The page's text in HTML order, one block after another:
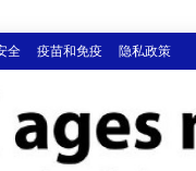
全 疫苗和免疫 隐私政策